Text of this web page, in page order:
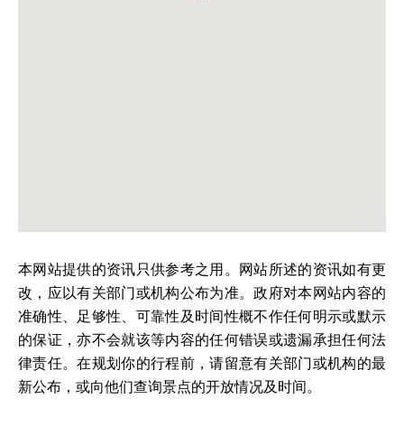
本网站提供的资讯只供参考之用。网站所述的资讯如有更
改，应以有关部门或机构公布为准。政府对本网站内容的
准确性、足够性、可靠性及时间性概不作任何明示或默示
的保证，亦不会就该等内容的任何错误或遗漏承担任何法
律责任。在规划你的行程前，请留意有关部门或机构的最
新公布，或向他们查询景点的开放情况及时间。